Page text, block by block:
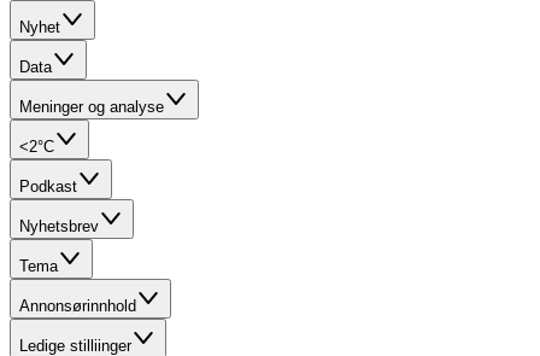
Nyhet
Data
Meninger og analyse
<2°C
Podkast
Nyhetsbrev
Tema
Annonsørinnhold
Ledige stilliinger